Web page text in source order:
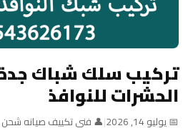
تركيب سلك شباك
الحشرات للنوافذ
📅 يوليو 14, 2026 |👤 فنى تكييف صيانه